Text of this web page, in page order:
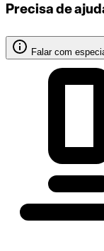
Precisa de
Falar com